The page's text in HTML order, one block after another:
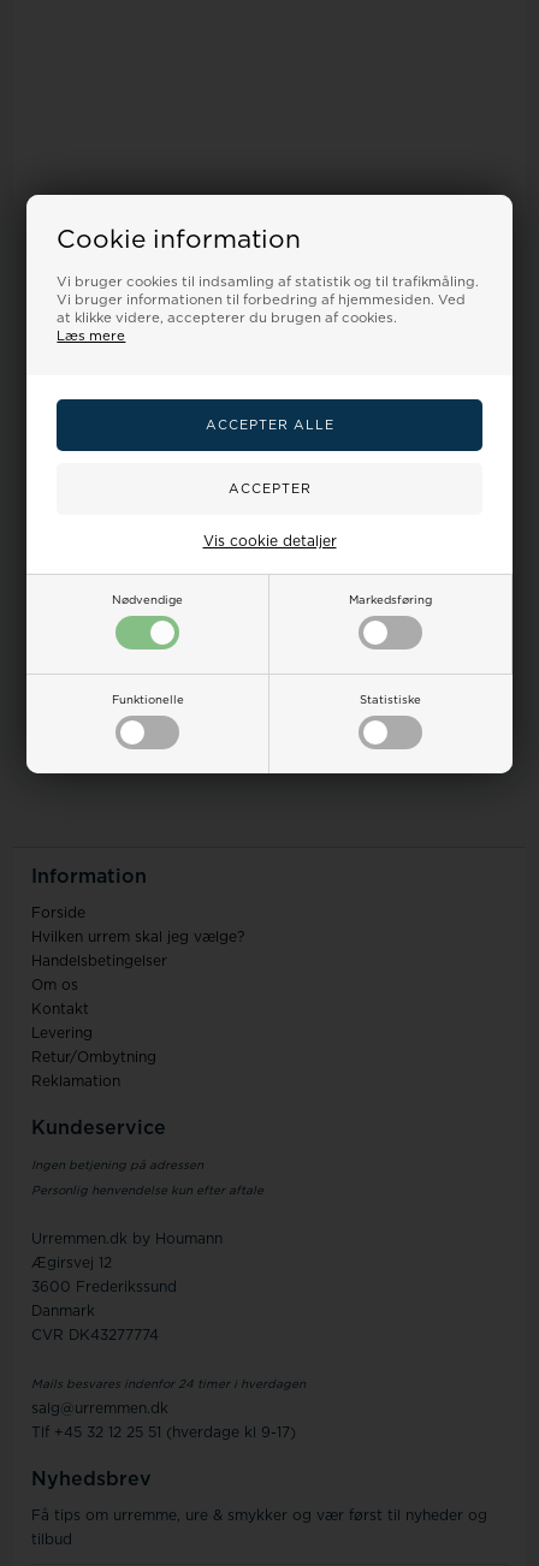
Cookie information
Vi bruger cookies til indsamling af statistik og til trafikmåling.
Vi bruger informationen til forbedring af hjemmesiden. Ved
at klikke videre, accepterer du brugen af cookies.
Læs mere
Nødvendige Markedsføring
Funktionelle Statistiske
Vis cookie detaljer
Danske Bank
3543 4779166503
DK0630004779166503
DABADKKK
Urremmen.dk v/Houmann Luxury ApS
Information
Forside
Hvilken urrem skal jeg vælge?
Handelsbetingelser
Om os
Kontakt
Levering
Retur/Ombytning
Reklamation
Kundeservice
Ingen betjening på adressen
Personlig henvendelse kun efter aftale
Urremmen.dk by Houmann
Ægirsvej 12
3600 Frederikssund
Danmark
CVR DK43277774
Mails besvares indenfor 24 timer i hverdagen
salg@urremmen.dk
Tlf +45 32 12 25 51 (hverdage kl 9-17)
Nyhedsbrev
Få tips om urremme, ure & smykker og vær først til nyheder og
tilbud